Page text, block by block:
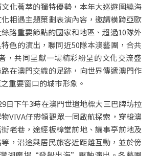
化薈萃的獨特優勢，本年大巡遊圍繞海
化相遇主題策劃表演內容，邀請橫跨亞歐
路重要節點的國家和地區、超過10隊外
色的演出，聯同近50隊本澳藝團，合共
，共同呈獻一場精彩紛呈的文化交流盛
在澳門交織的足跡，向世界傳遞澳門作
重要窗口的城市形象。
日下午3時在澳門世遺地標大三巴牌坊拉
VIVA仔帶領觀眾一同啟航探索，穿梭澳
老巷，途經板樟堂前地、議事亭前地及
，沿途與居民旅客近距離互動，並於傍